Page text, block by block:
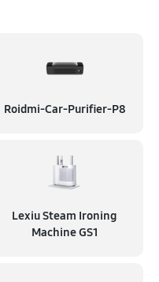
Roidmi-Car-Purifier-P8
Lexiu Steam Ironing
Machine GS1